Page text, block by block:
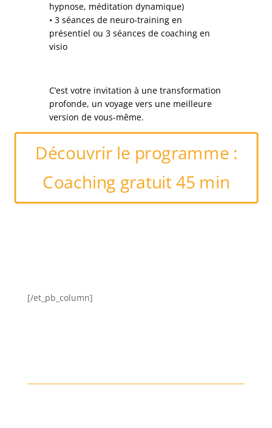
hypnose, méditation dynamique)
• 3 séances de neuro-training en
présentiel ou 3 séances de coaching en
visio
C’est votre invitation à une transformation
profonde, un voyage vers une meilleure
version de vous-même.
Découvrir le programme :
Coaching gratuit 45 min
[/et_pb_column]